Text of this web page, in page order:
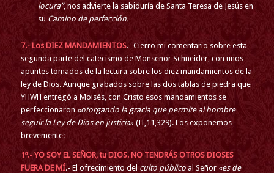
locura”, nos advierte la sabiduría de Santa Teresa de Jesús en
su Camino de perfección.
7.- Los DIEZ MANDAMIENTOS.- Cierro mi comentario sobre esta
segunda parte del catecismo de Monseñor Schneider, con unos
apuntes tomados de la lectura sobre los diez mandamientos de la
ley de Dios. Aunque grabados sobre las dos tablas de piedra que
YHWH entregó a Moisés, con Cristo esos mandamientos se
perfeccionaron «otorgando la gracia que permite al hombre
seguir la Ley de Dios en justicia» (II,11,329). Los exponemos
brevemente:
1º.- YO SOY EL SEÑOR, tu DIOS. NO TENDRÁS OTROS DIOSES
FUERA DE MÍ.- El ofrecimiento del culto públicoal Señor «es de